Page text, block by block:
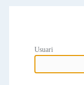
Usuari